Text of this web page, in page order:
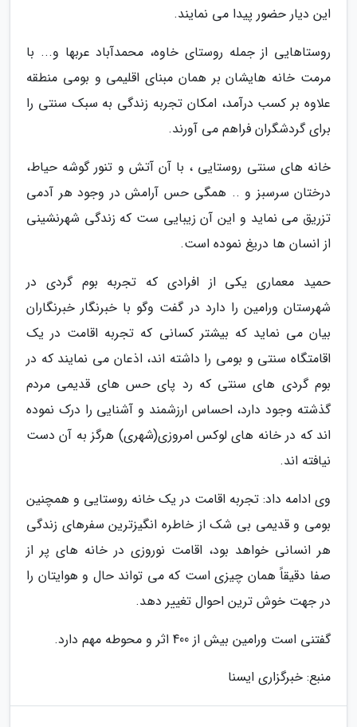
این دیار حضور پیدا می نمایند.
روستاهایی از جمله روستای خاوه، محمدآباد عربها و... با
مرمت خانه هایشان بر همان مبنای اقلیمی و بومی منطقه
علاوه بر کسب درآمد، امکان تجربه زندگی به سبک سنتی را
برای گردشگران فراهم می آورند.
خانه های سنتی روستایی ، با آن آتش و تنور گوشه حیاط،
درختان سرسبز و .. همگی حس آرامش در وجود هر آدمی
تزریق می نماید و این آن زیبایی ست که زندگی شهرنشینی
از انسان ها دریغ نموده است.
حمید معماری یکی از افرادی که تجربه بوم گردی در
شهرستان ورامین را دارد در گفت وگو با خبرنگار خبرنگاران
بیان می نماید که بیشتر کسانی که تجربه اقامت در یک
اقامتگاه سنتی و بومی را داشته اند، اذعان می نمایند که در
بوم گردی های سنتی که رد پای حس های قدیمی مردم
گذشته وجود دارد، احساس ارزشمند و آشنایی را درک نموده
اند که در خانه های لوکس امروزی(شهری) هرگز به آن دست
نیافته اند.
وی ادامه داد: تجربه اقامت در یک خانه روستایی و همچنین
بومی و قدیمی بی شک از خاطره انگیزترین سفرهای زندگی
هر انسانی خواهد بود، اقامت نوروزی در خانه های پر از
صفا دقیقاً همان چیزی است که می تواند حال و هوایتان را
در جهت خوش ترین احوال تغییر دهد.
گفتنی است ورامین بیش از 400 اثر و محوطه مهم دارد.
منبع: خبرگزاری ایسنا